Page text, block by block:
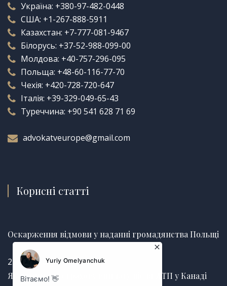
Україна: +380-97-482-0448
США: +1-267-888-5911
Казахстан: +7-777-081-9467
Білорусь: +37-52-988-099-00
Молдова: +40-757-296-095
Польща: +48-60-116-77-70
Чехія: +420-728-720-647
Італія: +39-329-049-65-43
Туреччина: +90 541 628 71 69
advokatveurope@gmail.com
Корисні статті
Оскарження відмови у наданні громадянства Польщі
25.06.2026
Як отримати страхову виплату після ДТП у Канаді